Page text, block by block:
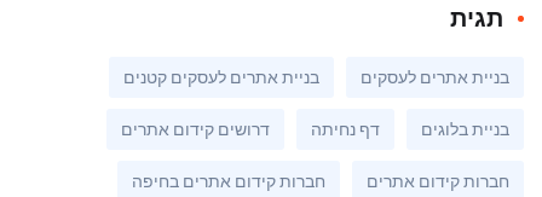
תגית
בניית אתרים לעסקים בניית אתרים לעסקים קטנים
בניית בלוגים דף נחיתה דרושים קידום אתרים
חברות קידום אתרים חברות קידום אתרים בחיפה